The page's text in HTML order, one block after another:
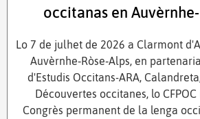
occitanas en
Lo 7 de julhet de 2026 a Clarmont
Auvèrnhe‑Ròse‑Alps, en
d'Estudis Occitans-ARA,
Découvertes occitanes, lo
Congrès permanent de la lenga